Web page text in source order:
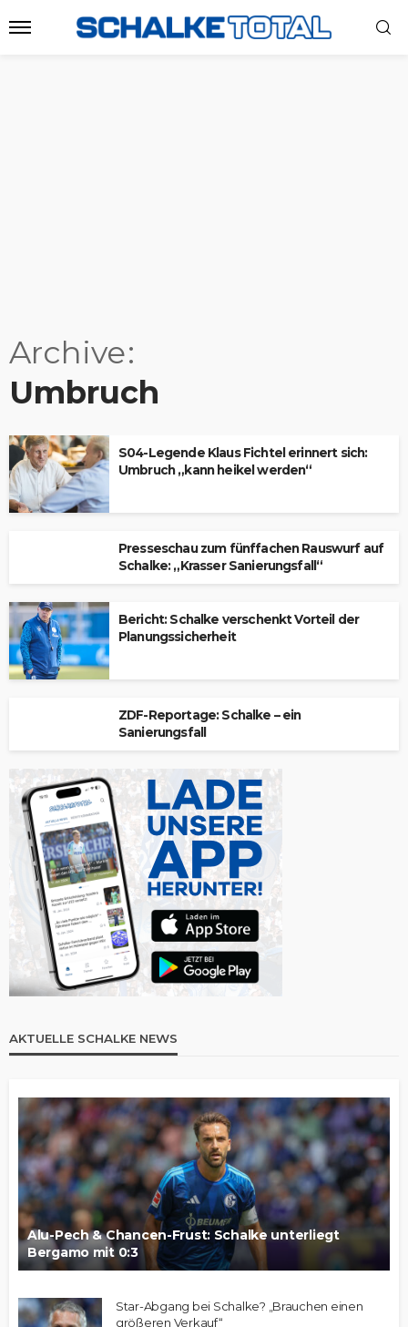
Archive
Umbruch
S04-Legende Klaus Fichtel erinnert sich:
Umbruch „kann heikel werden“
Presseschau zum fünffachen Rauswurf auf
Schalke: „Krasser Sanierungsfall“
Bericht: Schalke verschenkt Vorteil der
Planungssicherheit
ZDF-Reportage: Schalke – ein
Sanierungsfall
AKTUELLE SCHALKE NEWS
Alu-Pech & Chancen-Frust: Schalke unterliegt
Bergamo mit 0:3
Star-Abgang bei Schalke? „Brauchen einen
größeren Verkauf“